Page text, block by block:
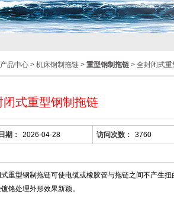
产品中心> 机床钢制拖链> 重型钢制拖链> 全封闭式重
闭式重型钢制拖链
期： 2026-04-28 访问次数： 3760
重型钢制拖链可使电缆或橡胶管与拖链之间不产生扭
铬处理外形效果新颖。